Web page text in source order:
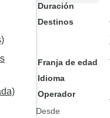
Duración
Destinos
Franja de edad
Idioma
Operador
Desde